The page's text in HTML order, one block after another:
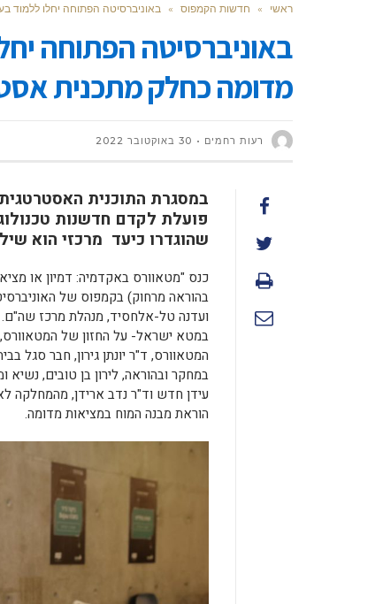
ראשי » חדשות הקמפוס » באוניברסיטה הפתוחה יחלו ללמוד
באוניברסיטה הפתוחה
מדומה כחלק מתכנית
רעות רחמים 30 באוקטובר 2022
במסגרת התוכנית
פועלת לקדם חדשנות
שהוגדרו כיעד מרכזי הוא
כנס "מטאוורס באקדמיה: דמיון או
בהוראה מרחוק) בקמפוס של
ועדנה טל-אלחסיד, מנהלת מרכז שה"ם.
המטאוורס, ד"ר יונתן גירון, חבר סגל
עידן חדש וד"ר נדב ארידן, מהמחלקה
הוראת מבנה המוח במציאות מדומה.